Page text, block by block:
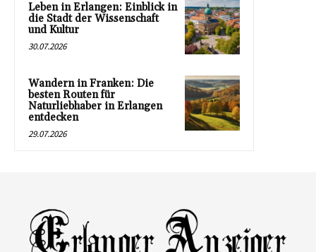
Leben in Erlangen: Einblick in
die Stadt der Wissenschaft
und Kultur
30.07.2026
Wandern in Franken: Die
besten Routen für
Naturliebhaber in Erlangen
entdecken
29.07.2026